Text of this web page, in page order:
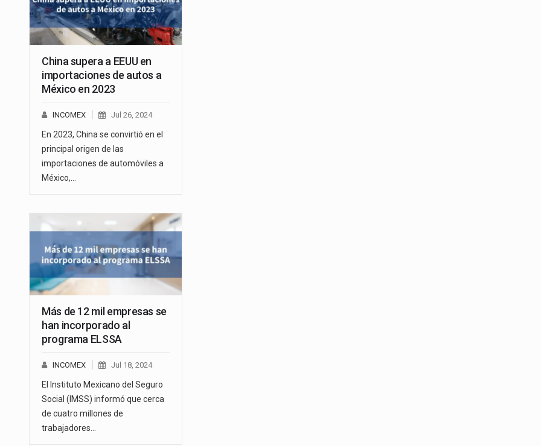
China supera a EEUU en
importaciones de autos a
México en 2023
INCOMEX Jul 26, 2024
En 2023, China se convirtió en el
principal origen de las
importaciones de automóviles a
México,…
Más de 12 mil empresas se
han incorporado al
programa ELSSA
INCOMEX Jul 18, 2024
El Instituto Mexicano del Seguro
Social (IMSS) informó que cerca
de cuatro millones de
trabajadores…